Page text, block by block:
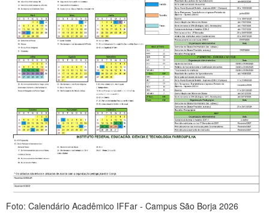
Foto: Calendário Acadêmico IFFar - Campus São Borja 2026